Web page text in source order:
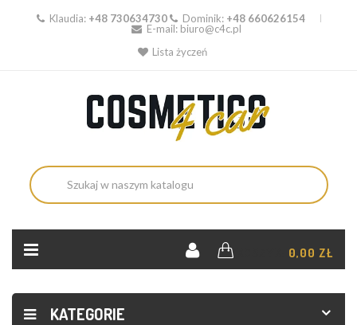
Klaudia: +48 730634730 Dominik: +48 660626154
E-mail: biuro@c4c.pl
Lista życzeń
0,00 ZŁ
KATEGORIE